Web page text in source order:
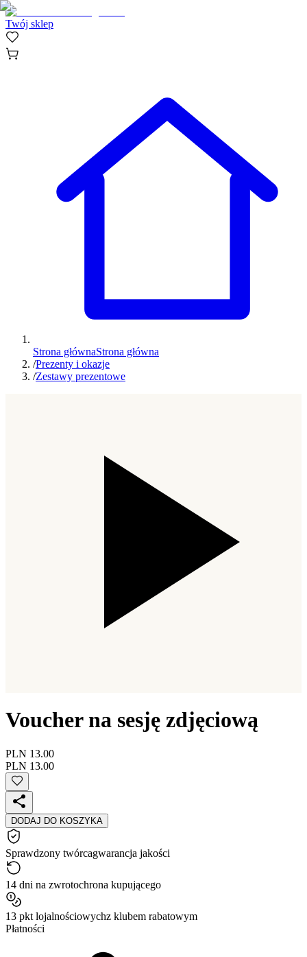
Twój sklep
Strona głównaStrona główna
/Prezenty i okazje
/Zestawy prezentowe
Voucher na sesję zdjęciową
PLN 13.00
PLN 13.00
DODAJ DO KOSZYKA
Sprawdzony twórcagwarancja jakości
14 dni na zwrotochrona kupującego
13 pkt lojalnościowychz klubem rabatowym
Płatności